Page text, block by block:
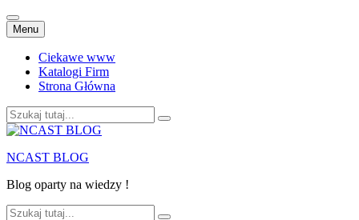
Menu Przejdź
do
treści
Ciekawe www
Katalogi Firm
Strona Główna
Szukaj:
NCAST BLOG
Blog oparty na wiedzy !
Szukaj: